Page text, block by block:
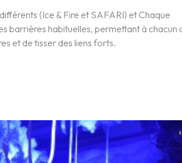
(Ice & Fire et SAFARI) et Chaque
barrières habituelles, permettant à chacun
et de tisser des liens forts.